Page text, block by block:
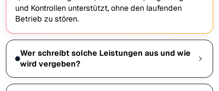
und Kontrollen unterstützt, ohne den laufenden
Betrieb zu stören.
Wer schreibt solche Leistungen aus und wie
wird vergeben?